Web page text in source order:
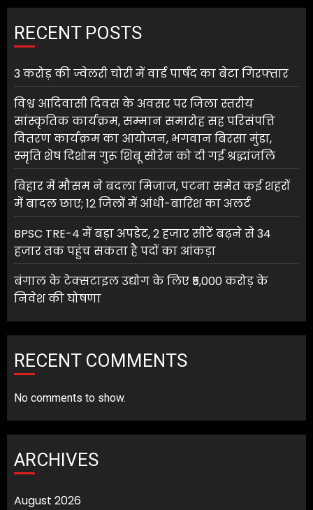
RECENT POSTS
3 करोड़ की ज्वेलरी चोरी में वार्ड पार्षद का बेटा गिरफ्तार
विश्व आदिवासी दिवस के अवसर पर जिला स्तरीय
सांस्कृतिक कार्यक्रम, सम्मान समारोह सह परिसंपत्ति
वितरण कार्यक्रम का आयोजन, भगवान बिरसा मुंडा,
स्मृति शेष दिशोम गुरू शिबू सोरेन को दी गई श्रद्धांजलि
बिहार में मौसम ने बदला मिजाज, पटना समेत कई शहरों
में बादल छाए; 12 जिलों में आंधी-बारिश का अलर्ट
BPSC TRE-4 में बड़ा अपडेट, 2 हजार सीटें बढ़ने से 34
हजार तक पहुंच सकता है पदों का आंकड़ा
बंगाल के टेक्सटाइल उद्योग के लिए ₹5,000 करोड़ के
निवेश की घोषणा
RECENT COMMENTS
No comments to show.
ARCHIVES
August 2026